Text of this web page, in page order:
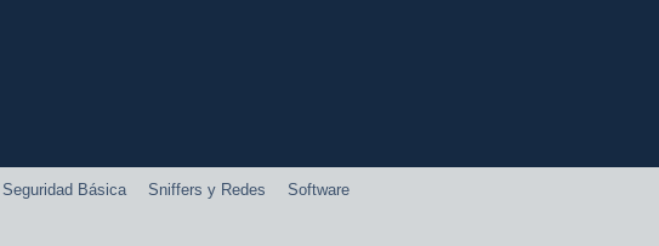
Seguridad Básica Sniffers y Redes Software